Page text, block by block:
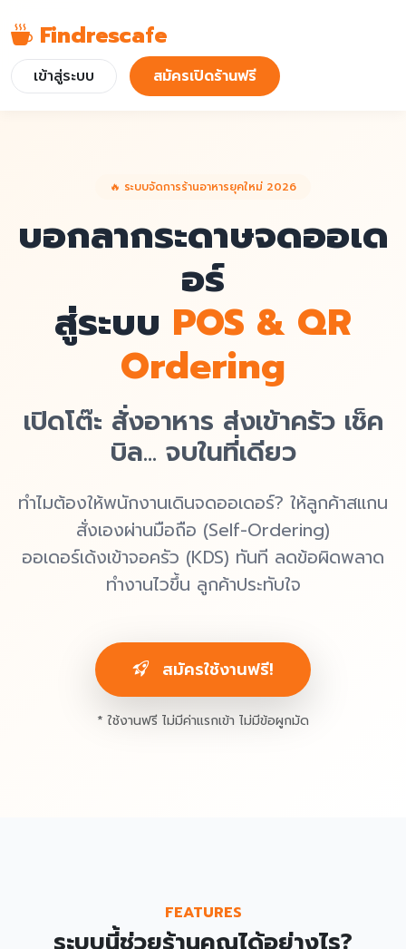
Findrescafe
เข้าสู่ระบบ สมัครเปิดร้านฟรี
🔥 ระบบจัดการร้านอาหารยุคใหม่ 2026
บอกลากระดาษจดออเด
อร์
สู่ระบบ POS & QR
Ordering
เปิดโต๊ะ สั่งอาหาร ส่งเข้าครัว เช็ค
บิล... จบในที่เดียว
ทำไมต้องให้พนักงานเดินจดออเดอร์? ให้ลูกค้าสแกน
สั่งเองผ่านมือถือ (Self-Ordering)
ออเดอร์เด้งเข้าจอครัว (KDS) ทันที ลดข้อผิดพลาด
ทำงานไวขึ้น ลูกค้าประทับใจ
สมัครใช้งานฟรี!
* ใช้งานฟรี ไม่มีค่าแรกเข้า ไม่มีข้อผูกมัด
FEATURES